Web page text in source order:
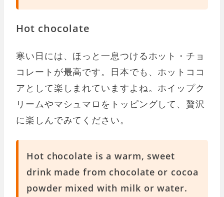
Hot chocolate
寒い日には、ほっと一息つけるホット・チョ
コレートが最高です。日本でも、ホットココ
アとして楽しまれていますよね。ホイップク
リームやマシュマロをトッピングして、贅沢
に楽しんでみてください。
Hot chocolate is a warm, sweet
drink made from chocolate or cocoa
powder mixed with milk or water.